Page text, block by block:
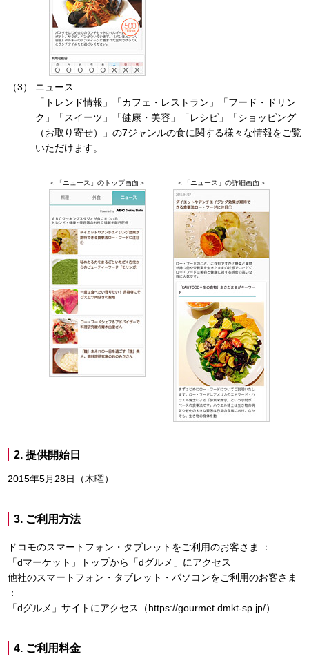
ニュース
「トレンド情報」「カフェ・レストラン」「フード・ドリン
ク」「スイーツ」「健康・美容」「レシピ」「ショッピング
（お取り寄せ）」の7ジャンルの食に関する様々な情報をご覧
いただけます。
＜「ニュース」のトップ画面＞ ＜「ニュース」の詳細画面＞
2. 提供開始日
2015年5月28日（木曜）
3. ご利用方法
ドコモのスマートフォン・タブレットをご利用のお客さま ：
「dマーケット」トップから「dグルメ」にアクセス
他社のスマートフォン・タブレット・パソコンをご利用のお客さま
：
「dグルメ」サイトにアクセス（https://gourmet.dmkt-sp.jp/）
4. ご利用料金